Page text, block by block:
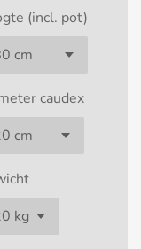
(incl. pot)
caudex